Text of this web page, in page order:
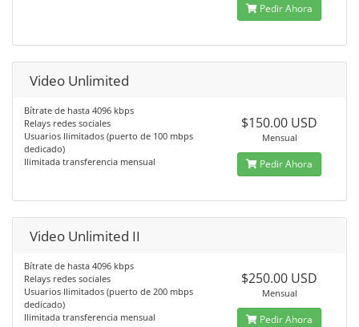
Pedir Ahora
Video Unlimited
Bítrate de hasta 4096 kbps
Relays redes sociales
Usuarios Ilimitados (puerto de 100 mbps
dedicado)
Ilimitada transferencia mensual
$150.00 USD
Mensual
Pedir Ahora
Video Unlimited II
Bítrate de hasta 4096 kbps
Relays redes sociales
Usuarios Ilimitados (puerto de 200 mbps
dedicado)
Ilimitada transferencia mensual
$250.00 USD
Mensual
Pedir Ahora